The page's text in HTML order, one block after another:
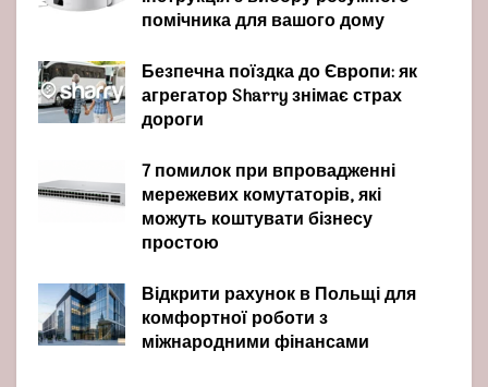
помічника для вашого дому
Безпечна поїздка до Європи: як
агрегатор Sharry знімає страх
дороги
7 помилок при впровадженні
мережевих комутаторів, які
можуть коштувати бізнесу
простою
Відкрити рахунок в Польщі для
комфортної роботи з
міжнародними фінансами